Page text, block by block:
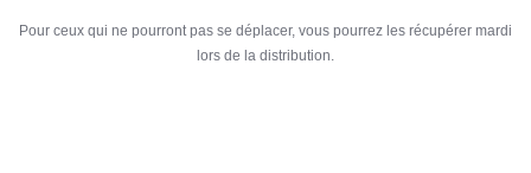
Pour ceux qui ne pourront pas se déplacer, vous pourrez les récupérer mardi
lors de la distribution.